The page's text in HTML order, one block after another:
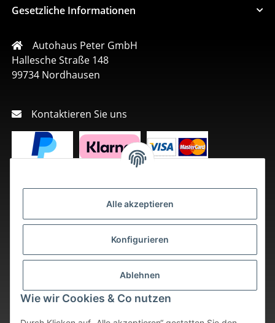
Alle akzeptieren
Konfigurieren
Ablehnen
Wie wir Cookies & Co nutzen
Gesetzliche Informationen
Autohaus Peter GmbH
Hallesche Straße 148
99734 Nordhausen
Kontaktieren Sie uns